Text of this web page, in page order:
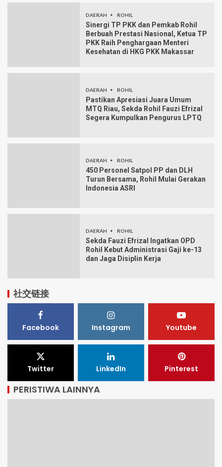
DAERAH ROHIL
Sinergi TP PKK dan Pemkab Rohil
Berbuah Prestasi Nasional, Ketua TP
PKK Raih Penghargaan Menteri
Kesehatan di HKG PKK Makassar
DAERAH ROHIL
Pastikan Apresiasi Juara Umum
MTQ Riau, Sekda Rohil Fauzi Efrizal
Segera Kumpulkan Pengurus LPTQ
DAERAH ROHIL
450 Personel Satpol PP dan DLH
Turun Bersama, Rohil Mulai Gerakan
Indonesia ASRI
DAERAH ROHIL
Sekda Fauzi Efrizal Ingatkan OPD
Rohil Kebut Administrasi Gaji ke-13
dan Jaga Disiplin Kerja
社交链接
Facebook Instagram Youtube
Twitter LinkedIn Pinterest
PERISTIWA LAINNYA